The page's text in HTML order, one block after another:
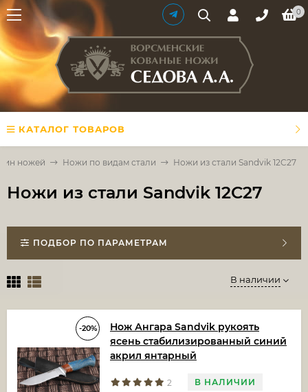
0
КАТАЛОГ ТОВАРОВ
ножей Ножи по видам стали Ножи из стали Sandvik 12C27
Ножи из стали Sandvik 12C27
ПОДБОР ПО ПАРАМЕТРАМ
В наличии
-20%
Нож Ангара Sandvik рукоять
ясень стабилизированный синий
акрил янтарный
2
В НАЛИЧИИ